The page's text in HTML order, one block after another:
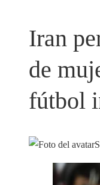
Iran
de
fútbol